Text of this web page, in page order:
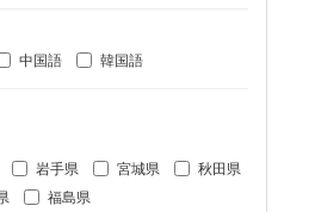
中国語 韓国語
岩手県 宮城県
秋田県
福島県